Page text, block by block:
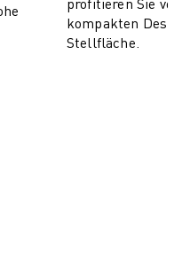
kompakten
Stellfläche.